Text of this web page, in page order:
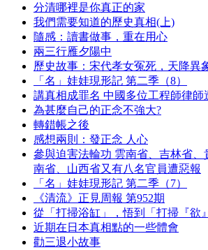
分清哪裡是你真正的家
我們需要知道的歷史真相(上)
隨感：讀書做事，重在用心
兩三行雁夕陽中
歷史故事：宋代孝女冤死，天降異
「名」娃娃現形記 第二季（8）
講真相成罪名 中國多位工程師律師
為甚麼自己的正念不強大?
轉錯帳之後
感想兩則：發正念 人心
參與迫害法輪功 雲南省、吉林省、
南省、山西省又有八名官員遭惡報
「名」娃娃現形記 第二季（7）
《清流》正見周報 第952期
從「打掃浴缸」，悟到「打掃『欲
近期在日本真相點的一些體會
勸三退小故事